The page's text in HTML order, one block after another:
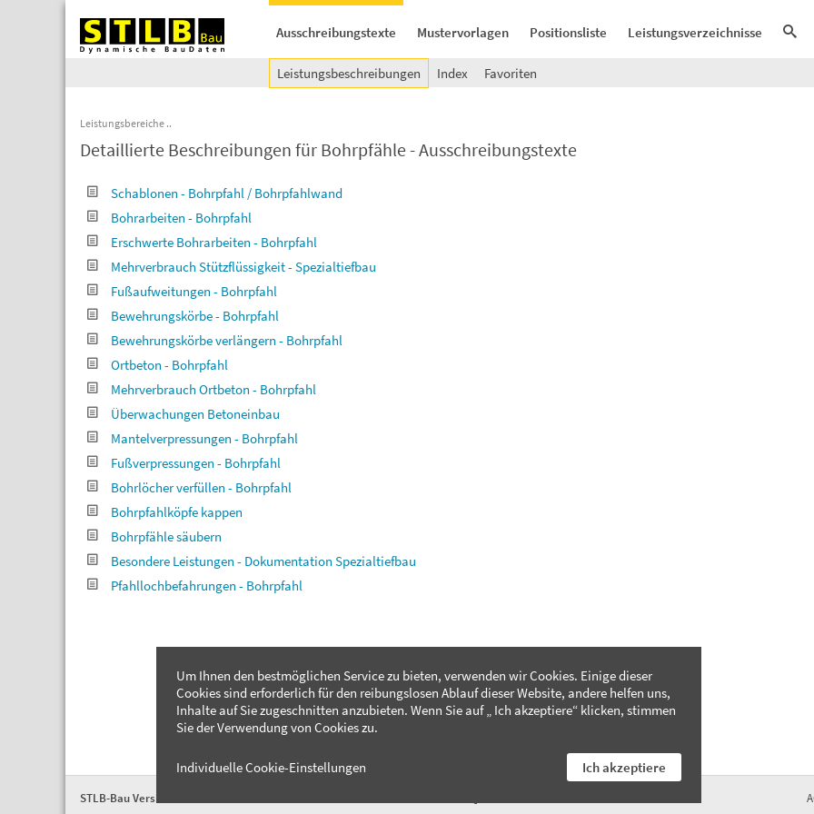
Ausschreibungstexte Mustervorlagen Positionsliste Leistungsverzeichnisse
Leistungsbeschreibungen Index Favoriten
Leistungsbereiche
Detaillierte Beschreibungen für Bohrpfähle - Ausschreibungstexte
Schablonen - Bohrpfahl / Bohrpfahlwand
Bohrarbeiten - Bohrpfahl
Erschwerte Bohrarbeiten - Bohrpfahl
Mehrverbrauch Stützflüssigkeit - Spezialtiefbau
Fußaufweitungen - Bohrpfahl
Bewehrungskörbe - Bohrpfahl
Bewehrungskörbe verlängern - Bohrpfahl
Ortbeton - Bohrpfahl
Mehrverbrauch Ortbeton - Bohrpfahl
Überwachungen Betoneinbau
Mantelverpressungen - Bohrpfahl
Fußverpressungen - Bohrpfahl
Bohrlöcher verfüllen - Bohrpfahl
Bohrpfahlköpfe kappen
Bohrpfähle säubern
Besondere Leistungen - Dokumentation Spezialtiefbau
Pfahllochbefahrungen - Bohrpfahl
STLB-Bau Version 2026-04
Um Ihnen den bestmöglichen Service zu bieten, verwenden wir Cookies. Einige dieser
Cookies sind erforderlich für den reibungslosen Ablauf dieser Website, andere helfen uns,
Inhalte auf Sie zugeschnitten anzubieten. Wenn Sie auf „ Ich akzeptiere“ klicken, stimmen
Sie der Verwendung von Cookies zu.
Individuelle Cookie-Einstellungen Ich akzeptiere